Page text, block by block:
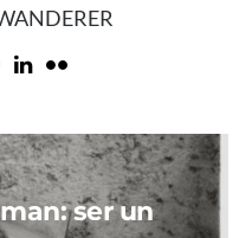
ser un